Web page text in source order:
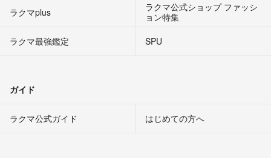
ラクマplus
ラクマ公式ショップ ファッシ
ョン特集
ラクマ最強鑑定
SPU
ガイド
ラクマ公式ガイド はじめての方へ